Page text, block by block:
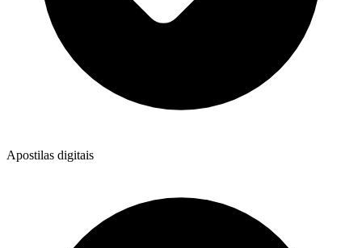
Apostilas digitais